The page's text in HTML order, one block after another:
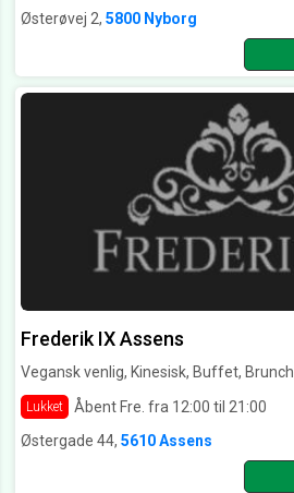
Østerøvej 2, 5800 Nyborg
Frederik IX Assens
Vegansk venlig, Kinesisk, Buffet, Brunch
Lukket Åbent Fre. fra 12:00 til 21:00
Østergade 44, 5610 Assens